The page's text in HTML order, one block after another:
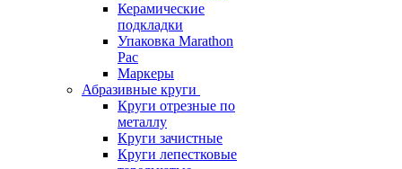
Керамические
подкладки
Упаковка Marathon
Pac
Маркеры
Абразивные круги
Круги отрезные по
металлу
Круги зачистные
Круги лепестковые